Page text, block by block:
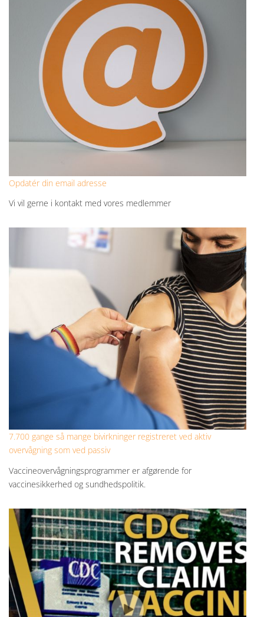
Opdatér din email adresse
Vi vil gerne i kontakt med vores medlemmer
7.700 gange så mange bivirkninger registreret ved aktiv
overvågning som ved passiv
Vaccineovervågningsprogrammer er afgørende for
vaccinesikkerhed og sundhedspolitik.